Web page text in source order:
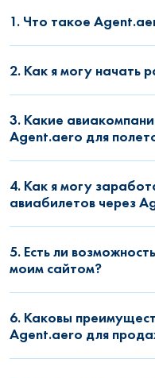
1. Что такое
2. Как я могу начать
3. Какие
Agent.aero для
4. Как я могу
авиабилетов через
5. Есть ли
моим сайтом?
6. Каковы
Agent.aero для